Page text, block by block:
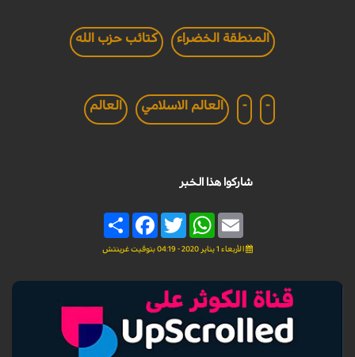
المنطقة الخضراء كتائب حزب الله
-
- العالم الاسلامي العالم
شاركوا هذا الخبر
Share
FacebookTwitter
WhatsAppEmail
الأربعاء 1 يناير 2020 - 04:19 بتوقيت غرينتش